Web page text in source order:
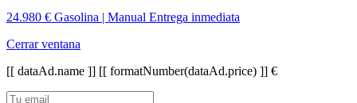
24.980 € Gasolina | Manual Entrega inmediata
Cerrar ventana
[[ dataAd.name ]] [[ formatNumber(dataAd.price) ]] €